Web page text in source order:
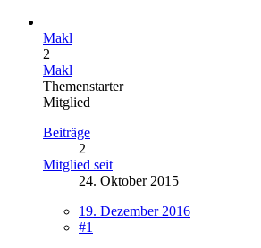
Makl
2
Makl
Themenstarter
Mitglied
Beiträge
2
Mitglied seit
24. Oktober 2015
19. Dezember 2016
#1